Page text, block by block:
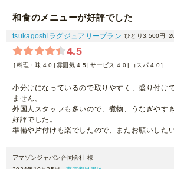
和食のメニューが好評でした
tsukagoshiラグジュアリープラン ひとり3,500円
4.5
料理・味 4.0 雰囲気 4.5 サービス 4.0 コスパ 4.0
小分けになっているので取りやすく、盛り付け
ません。
外国人スタッフも多いので、煮物、うなぎやす
好評でした。
準備や片付けも楽でしたので、またお願いした
アマゾンジャパン合同会社 様